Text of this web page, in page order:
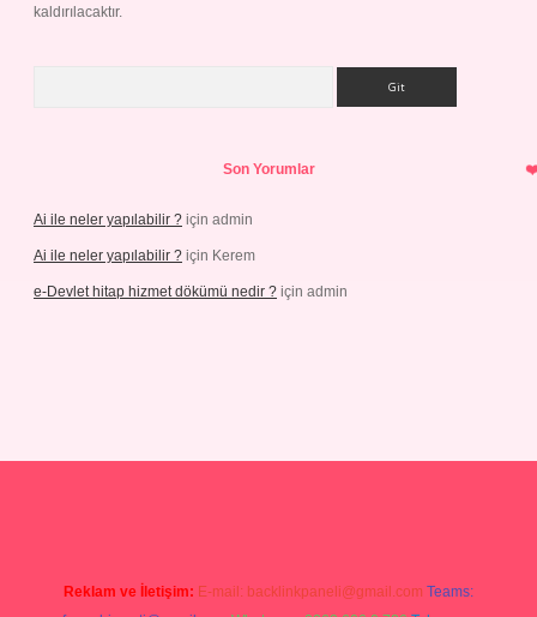
kaldırılacaktır.
Son Yorumlar
Ai ile neler yapılabilir ? için admin
Ai ile neler yapılabilir ? için Kerem
e-Devlet hitap hizmet dökümü nedir ? için admin
Reklam ve İletişim: E-mail: backlinkpaneli@gmail.com Teams: